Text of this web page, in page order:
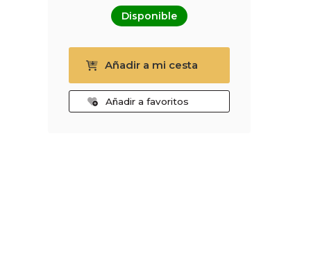
Disponible
Añadir a mi cesta
Añadir a favoritos